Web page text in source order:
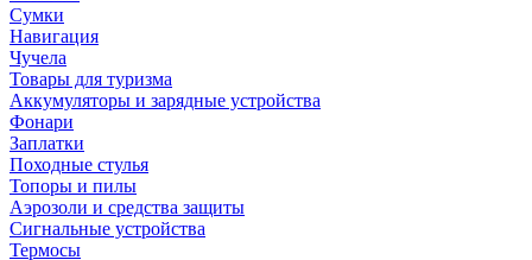
Сумки
Навигация
Чучела
Товары для туризма
Аккумуляторы и зарядные устройства
Фонари
Заплатки
Походные стулья
Топоры и пилы
Аэрозоли и средства защиты
Сигнальные устройства
Термосы